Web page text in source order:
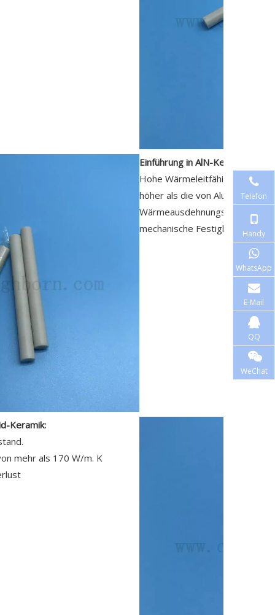
Einführung in AlN-Keramik:
Hohe Wärmeleitfähigkeit
höher als die von
Wärmeausdehnungskoeffizient
mechanische Festigkeit (450
Keramik:
mehr als 170 W/m. K
Telefon
Handy
WhatsApp
E-Mail
QQ
WeChat